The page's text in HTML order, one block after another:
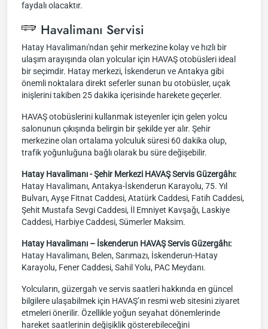
faydalı olacaktır.
Havalimanı Servisi
Hatay Havalimanı'ndan şehir merkezine kolay ve hızlı bir
ulaşım arayışında olan yolcular için HAVAŞ otobüsleri ideal
bir seçimdir. Hatay merkezi, İskenderun ve Antakya gibi
önemli noktalara direkt seferler sunan bu otobüsler, uçak
inişlerini takiben 25 dakika içerisinde harekete geçerler.
HAVAŞ otobüslerini kullanmak isteyenler için gelen yolcu
salonunun çıkışında belirgin bir şekilde yer alır. Şehir
merkezine olan ortalama yolculuk süresi 60 dakika olup,
trafik yoğunluğuna bağlı olarak bu süre değişebilir.
Hatay Havalimanı - Şehir Merkezi HAVAŞ Servis Güzergâhı:
Hatay Havalimanı, Antakya-İskenderun Karayolu, 75. Yıl
Bulvarı, Ayşe Fitnat Caddesi, Atatürk Caddesi, Fatih Caddesi,
Şehit Mustafa Sevgi Caddesi, İl Emniyet Kavşağı, Laskiye
Caddesi, Harbiye Caddesi, Sümerler Maksim.
Hatay Havalimanı – İskenderun HAVAŞ Servis Güzergâhı:
Hatay Havalimanı, Belen, Sarımazı, İskenderun-Hatay
Karayolu, Fener Caddesi, Sahil Yolu, PAC Meydanı.
Yolcuların, güzergah ve servis saatleri hakkında en güncel
bilgilere ulaşabilmek için HAVAŞ’ın resmi web sitesini ziyaret
etmeleri önerilir. Özellikle yoğun seyahat dönemlerinde
hareket saatlerinin değişiklik gösterebileceğini